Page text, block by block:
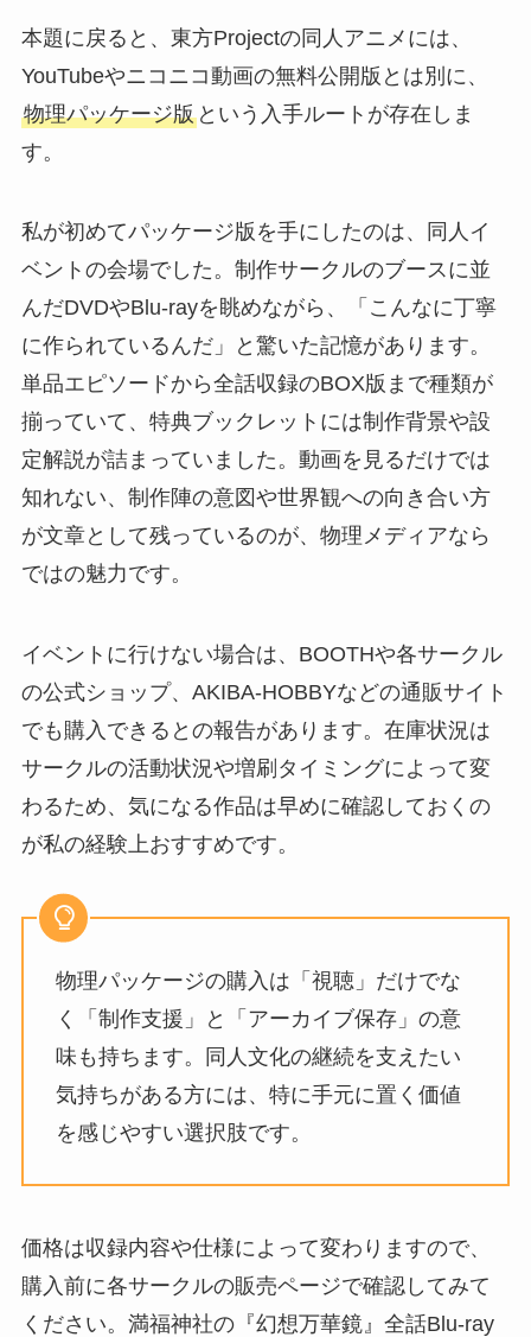
本題に戻ると、東方Projectの同人アニメには、
YouTubeやニコニコ動画の無料公開版とは別に、
物理パッケージ版という入手ルートが存在しま
す。
私が初めてパッケージ版を手にしたのは、同人イ
ベントの会場でした。制作サークルのブースに並
んだDVDやBlu-rayを眺めながら、「こんなに丁寧
に作られているんだ」と驚いた記憶があります。
単品エピソードから全話収録のBOX版まで種類が
揃っていて、特典ブックレットには制作背景や設
定解説が詰まっていました。動画を見るだけでは
知れない、制作陣の意図や世界観への向き合い方
が文章として残っているのが、物理メディアなら
ではの魅力です。
イベントに行けない場合は、BOOTHや各サークル
の公式ショップ、AKIBA-HOBBYなどの通販サイト
でも購入できるとの報告があります。在庫状況は
サークルの活動状況や増刷タイミングによって変
わるため、気になる作品は早めに確認しておくの
が私の経験上おすすめです。
物理パッケージの購入は「視聴」だけでな
く「制作支援」と「アーカイブ保存」の意
味も持ちます。同人文化の継続を支えたい
気持ちがある方には、特に手元に置く価値
を感じやすい選択肢です。
価格は収録内容や仕様によって変わりますので、
購入前に各サークルの販売ページで確認してみて
ください。満福神社の『幻想万華鏡』全話Blu-ray